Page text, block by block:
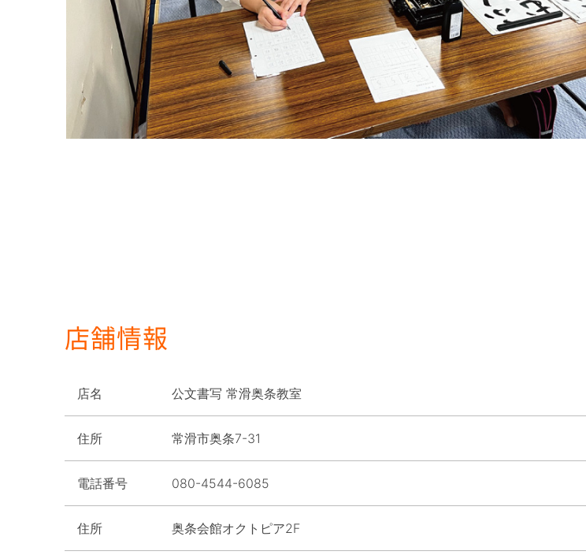
店舗情報
店名 公文書写 常滑奥条教室
住所 常滑市奥条7-31
電話番号 080-4544-6085
住所 奥条会館オクトピア2F